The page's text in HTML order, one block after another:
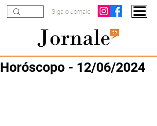
Siga o Jornale
Horóscopo - 12/06/2024